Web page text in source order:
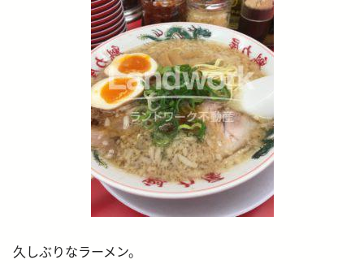
久しぶりなラーメン。